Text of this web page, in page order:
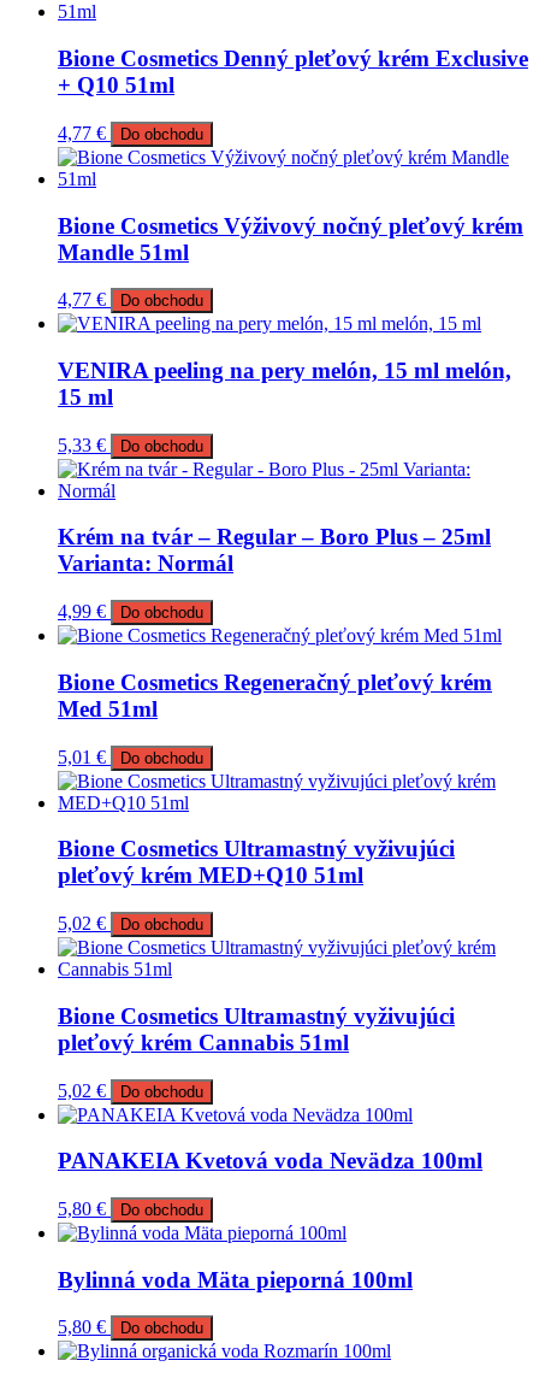
Bione Cosmetics Denný pleťový krém Exclusive
+ Q10 51ml
4,77 € Do obchodu
Bione Cosmetics Výživový nočný pleťový krém
Mandle 51ml
4,77 € Do obchodu
VENIRA peeling na pery melón, 15 ml melón,
15 ml
5,33 € Do obchodu
Krém na tvár – Regular – Boro Plus – 25ml
Varianta: Normál
4,99 € Do obchodu
Bione Cosmetics Regeneračný pleťový krém
Med 51ml
5,01 € Do obchodu
Bione Cosmetics Ultramastný vyživujúci
pleťový krém MED+Q10 51ml
5,02 € Do obchodu
Bione Cosmetics Ultramastný vyživujúci
pleťový krém Cannabis 51ml
5,02 € Do obchodu
PANAKEIA Kvetová voda Nevädza 100ml
5,80 € Do obchodu
Bylinná voda Mäta pieporná 100ml
5,80 € Do obchodu